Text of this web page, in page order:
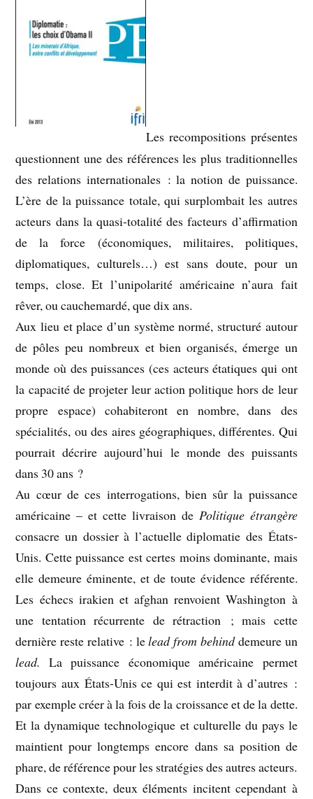
Les recompositions présentes
questionnent une des références les plus traditionnelles
des relations internationales : la notion de puissance.
L’ère de la puissance totale, qui surplombait les autres
acteurs dans la quasi-totalité des facteurs d’affirmation
de la force (économiques, militaires, politiques,
diplomatiques, culturels…) est sans doute, pour un
temps, close. Et l’unipolarité américaine n’aura fait
rêver, ou cauchemardé, que dix ans.
Aux lieu et place d’un système normé, structuré autour
de pôles peu nombreux et bien organisés, émerge un
monde où des puissances (ces acteurs étatiques qui ont
la capacité de projeter leur action politique hors de leur
propre espace) cohabiteront en nombre, dans des
spécialités, ou des aires géographiques, différentes. Qui
pourrait décrire aujourd’hui le monde des puissants
dans 30 ans ?
Au cœur de ces interrogations, bien sûr la puissance
américaine – et cette livraison de Politique étrangère
consacre un dossier à l’actuelle diplomatie des États-
Unis. Cette puissance est certes moins dominante, mais
elle demeure éminente, et de toute évidence référente.
Les échecs irakien et afghan renvoient Washington à
une tentation récurrente de rétraction ; mais cette
dernière reste relative : lelead from behinddemeure un
lead. La puissance économique américaine permet
toujours aux États-Unis ce qui est interdit à d’autres :
par exemple créer à la fois de la croissance et de la dette.
Et la dynamique technologique et culturelle du pays le
maintient pour longtemps encore dans sa position de
phare, de référence pour les stratégies des autres acteurs.
Dans ce contexte, deux éléments incitent cependant à